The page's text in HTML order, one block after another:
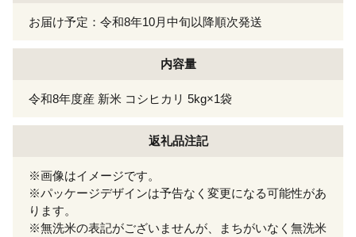
お届け予定：令和8年10月中旬以降順次発送
内容量
令和8年度産 新米 コシヒカリ 5kg×1袋
返礼品注記
※画像はイメージです。
※パッケージデザインは予告なく変更になる可能性があ
ります。
※無洗米の表記がございませんが、まちがいなく無洗米